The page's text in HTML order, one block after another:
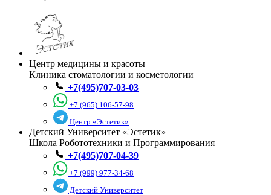
Центр медицины и красоты
Клиника стоматологии и косметологии
+7(495)707-03-03
+7 (965) 106-57-98
Центр «Эстетик»
Детский Университет «Эстетик»
Школа Робототехники и Программирования
+7(495)707-04-39
+7 (999) 977-34-68
Детский Университет